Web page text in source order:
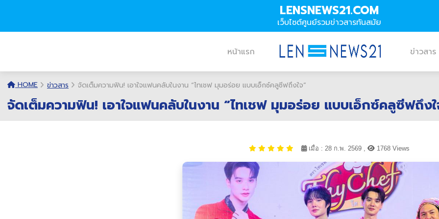
LENSNEWS21.COM
เว็บไซต์ศูนย์รวมข่าวสารทันสมัย
หน้าแรก ข่าวสาร
HOME ข่าวสาร จัดเต็มความฟิน! เอาใจแฟนคลับในงาน “ไทเชฟ มุมอร่อย แบบเอ็กซ์คลูซีฟถึงใจ”
จัดเต็มความฟิน! เอาใจแฟนคลับในงาน “ไทเชฟ มุมอร่อย แบบเอ็กซ์คลูซีฟถึงใ
เมื่อ : 28 ก.พ. 2569 , 1768 Views